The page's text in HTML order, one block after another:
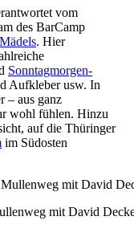
vom
des BarCamp
. Hier
Sonntagmorgen-
Aufkleber usw. In
– aus ganz
wohl fühlen. Hinzu
auf die Thüringer
im Südosten
mit David